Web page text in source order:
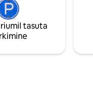
on olemas.
Route des
tasuta